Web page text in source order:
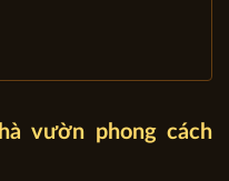
vườn phong cách